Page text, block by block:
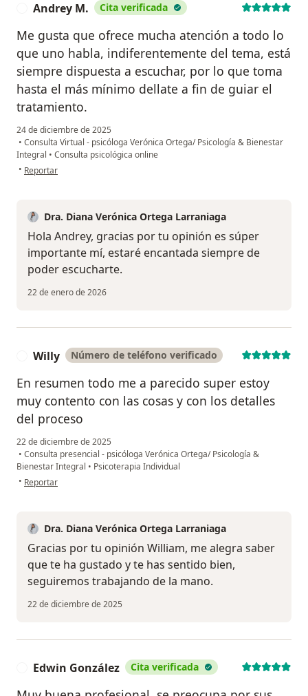
Andrey M. Cita verificada
Me gusta que ofrece mucha atención a todo lo
que uno habla, indiferentemente del tema, está
siempre dispuesta a escuchar, por lo que toma
hasta el más mínimo dellate a fin de guiar el
tratamiento.
24 de diciembre de 2025
• Consulta Virtual - psicóloga Verónica Ortega/ Psicología & Bienestar
Integral • Consulta psicológica online
• en opinión del usuario Andrey M.
Reportar
Dra. Diana Verónica Ortega Larraniaga
Hola Andrey, gracias por tu opinión es súper
importante mí, estaré encantada siempre de
poder escucharte.
22 de enero de 2026
Willy Número de teléfono verificado
En resumen todo me a parecido super estoy
muy contento con las cosas y con los detalles
del proceso
22 de diciembre de 2025
• Consulta presencial - psicóloga Verónica Ortega/ Psicología &
Bienestar Integral • Psicoterapia Individual
• en opinión del usuario Willy
Reportar
Dra. Diana Verónica Ortega Larraniaga
Gracias por tu opinión William, me alegra saber
que te ha gustado y te has sentido bien,
seguiremos trabajando de la mano.
22 de diciembre de 2025
Edwin González Cita verificada